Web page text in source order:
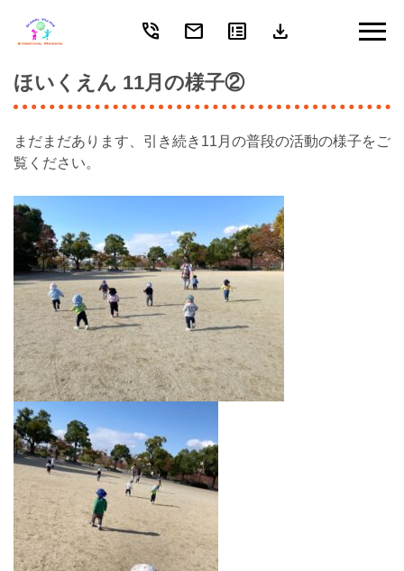
Skip
content
phone_in_talk mail breaking_news download
ほいくえん 11月の様子②
まだまだあります、引き続き11月の普段の活動の様子をご
覧ください。